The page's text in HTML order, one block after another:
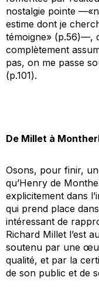
nostalgie pointe
estime dont je
témoigne» (p.56)—,
complètement
pas, on me passe
(p.101).
De Millet à
Osons, pour finir,
qu’Henry de
explicitement dans
qui prend place dans
intéressant de
Richard Millet l’est
soutenu par une
qualité, et par la
de son public et de